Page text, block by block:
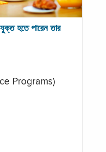
হতে পারেন তার
Programs)